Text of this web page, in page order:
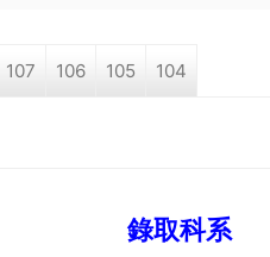
107 106 105 104
錄取科系